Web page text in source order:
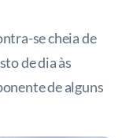
se cheia de
de dia às
de alguns